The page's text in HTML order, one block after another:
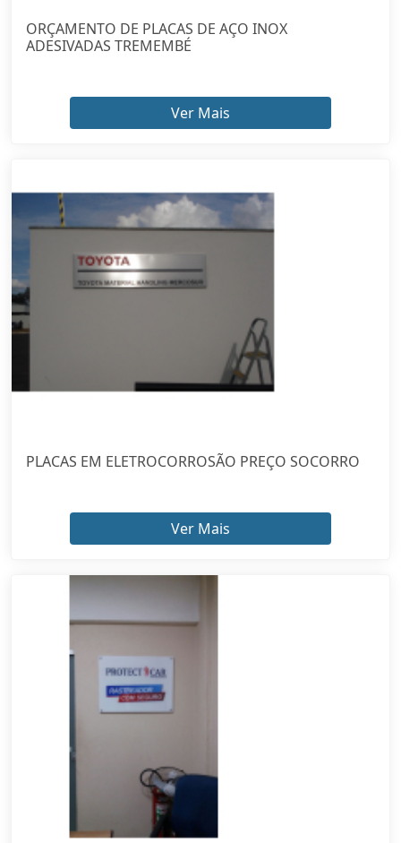
ORÇAMENTO DE PLACAS DE AÇO INOX
ADESIVADAS TREMEMBÉ
Ver Mais
PLACAS EM ELETROCORROSÃO PREÇO SOCORRO
Ver Mais